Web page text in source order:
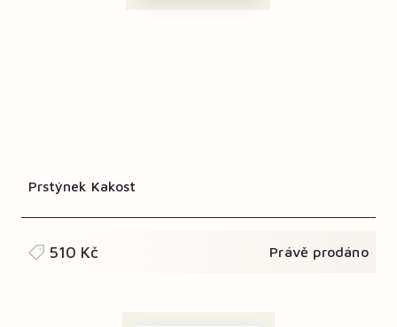
Prstýnek Kakost
510 Kč Právě prodáno